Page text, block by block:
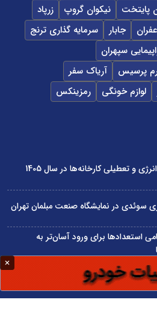
پایتخت نیکوان گروپ
زرپاد
جابار
سرمایه گذاری ترنج
سپهران
پرسیس
آریاک سفر
لوازم خونگی رمزینکس
و تعطیلی کارخانه‌ها در سال 1405
سوئدی در نمایشگاه صنعت مبلمان تهران
استعدادها برای ورود آسان‌تر به
چگونه حذف واسطه‌ها سود کسب‌وکارها